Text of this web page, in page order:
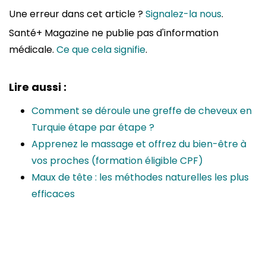
Une erreur dans cet article ?Signalez-la nous.
Santé+ Magazine ne publie pas d'information
médicale. Ce que cela signifie.
Lire aussi :
Comment se déroule une greffe de cheveux en
Turquie étape par étape ?
Apprenez le massage et offrez du bien-être à
vos proches (formation éligible CPF)
Maux de tête : les méthodes naturelles les plus
efficaces